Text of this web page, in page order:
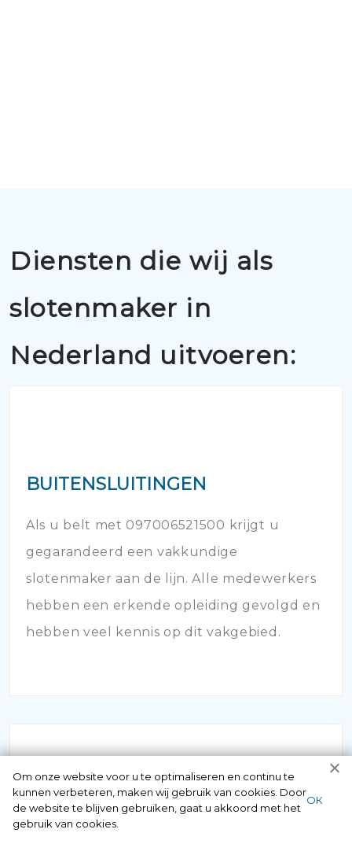
Diensten die wij als
slotenmaker in
Nederland uitvoeren:
BUITENSLUITINGEN
Als u belt met 097006521500 krijgt u
gegarandeerd een vakkundige
slotenmaker aan de lijn. Alle medewerkers
hebben een erkende opleiding gevolgd en
hebben veel kennis op dit vakgebied.
SLOT KAPOT
Om onze website voor u te optimaliseren en continu te
kunnen verbeteren, maken wij gebruik van cookies. Door
de website te blijven gebruiken, gaat u akkoord met het
gebruik van cookies.
ОК